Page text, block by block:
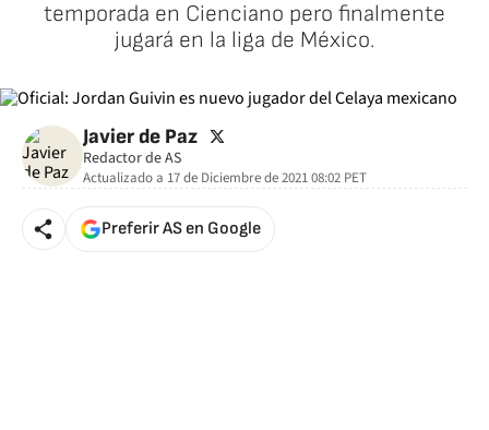
temporada en Cienciano pero finalmente
jugará en la liga de México.
Javier de Paz twitter
Redactor de AS
Actualizado a 17 de Diciembre de 2021 08:02 PET
Preferir AS en Google